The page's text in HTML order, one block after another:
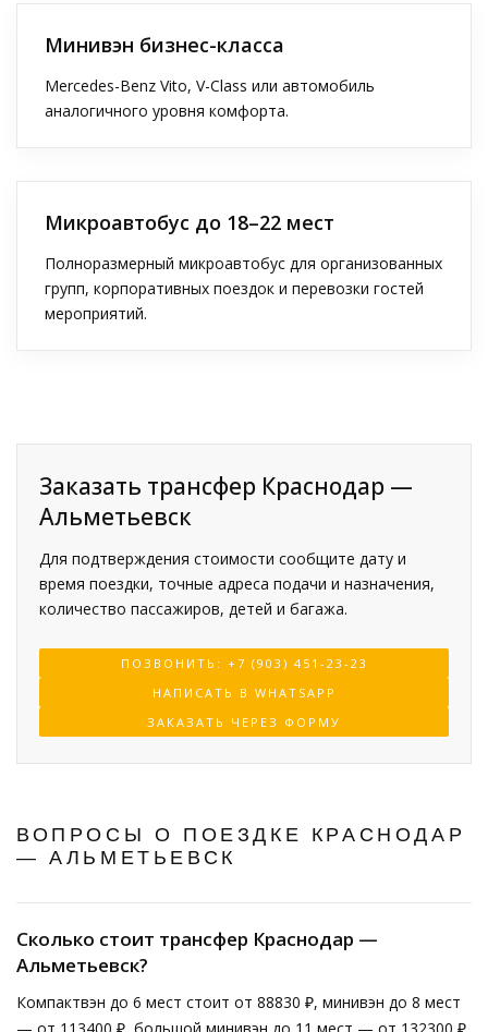
Минивэн бизнес-класса
Mercedes-Benz Vito, V-Class или автомобиль
аналогичного уровня комфорта.
Микроавтобус до 18–22 мест
Полноразмерный микроавтобус для организованных
групп, корпоративных поездок и перевозки гостей
мероприятий.
Заказать трансфер Краснодар —
Альметьевск
Для подтверждения стоимости сообщите дату и
время поездки, точные адреса подачи и назначения,
количество пассажиров, детей и багажа.
ПОЗВОНИТЬ: +7 (903) 451-23-23
НАПИСАТЬ В WHATSAPP
ЗАКАЗАТЬ ЧЕРЕЗ ФОРМУ
ВОПРОСЫ О ПОЕЗДКЕ КРАСНОДАР
— АЛЬМЕТЬЕВСК
Сколько стоит трансфер Краснодар —
Альметьевск?
Компактвэн до 6 мест стоит от 88830 ₽, минивэн до 8 мест
— от 113400 ₽, большой минивэн до 11 мест — от 132300 ₽.